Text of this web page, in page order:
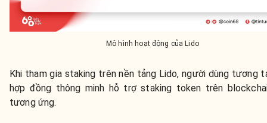
Mô hình hoạt động của Lido
Khi tham gia staking trên nền tảng Lido, người dùng tương
hợp đồng thông minh hỗ trợ staking token trên
tương ứng.